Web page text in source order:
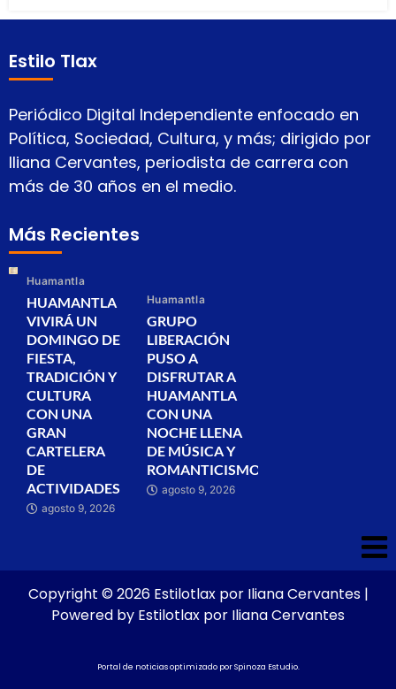
Estilo Tlax
Periódico Digital Independiente enfocado en
Política, Sociedad, Cultura, y más; dirigido por
Iliana Cervantes, periodista de carrera con
más de 30 años en el medio.
Más Recientes
Huamantla
HUAMANTLA
VIVIRÁ UN
DOMINGO DE
FIESTA,
TRADICIÓN Y
CULTURA
CON UNA
GRAN
CARTELERA
DE
ACTIVIDADES
agosto 9, 2026
Huamantla
GRUPO
LIBERACIÓN
PUSO A
DISFRUTAR A
HUAMANTLA
CON UNA
NOCHE LLENA
DE MÚSICA Y
ROMANTICISMO
agosto 9, 2026
Copyright © 2026 Estilotlax por Iliana Cervantes |
Powered by Estilotlax por Iliana Cervantes
Portal de noticias optimizado porSpinoza Estudio.